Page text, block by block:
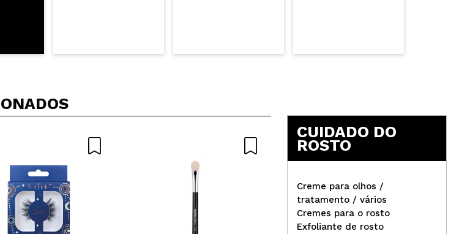
CUIDADO DO
ROSTO
Creme para olhos /
tratamento / vários
Cremes para o rosto
Exfoliante de rosto